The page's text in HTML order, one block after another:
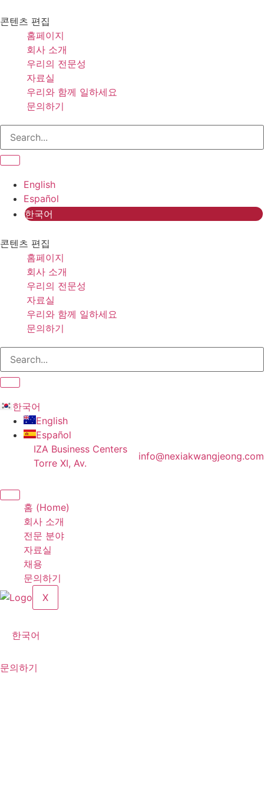
텐
콘텐츠 편집
홈페이지
회사 소개
우리의 전문성
자료실
우리와 함께 일하세요
문의하기
English
Español
한국어
콘텐츠 편집
홈페이지
회사 소개
우리의 전문성
자료실
우리와 함께 일하세요
문의하기
한국어
English
Español
IZA Business Centers
Torre XI, Av.
info@nexiakwangjeong.com
홈 (Home)
회사 소개
전문 분야
자료실
채용
문의하기
X
한국어
문의하기